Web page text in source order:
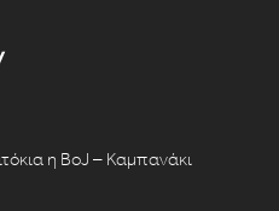
η BoJ – Καμπανάκι